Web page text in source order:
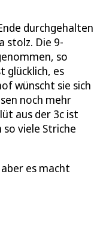
durchgehalten
stolz. Die 9-
so
glücklich, es
wünscht sie sich
noch mehr
aus der 3c ist
so viele Striche
es macht